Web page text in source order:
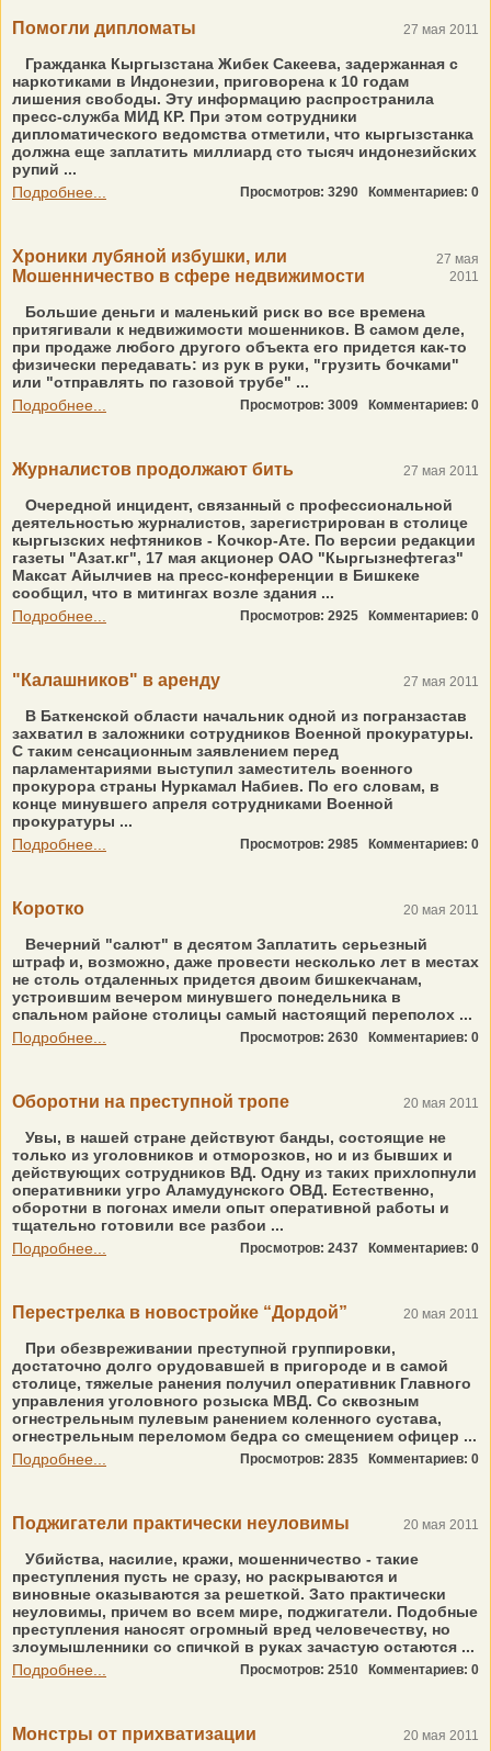
Помогли дипломаты 27 мая 2011
Гражданка Кыргызстана Жибек Сакеева, задержанная с
наркотиками в Индонезии, приговорена к 10 годам
лишения свободы. Эту информацию распространила
пресс-служба МИД КР. При этом сотрудники
дипломатического ведомства отметили, что кыргызстанка
должна еще заплатить миллиард сто тысяч индонезийских
рупий ...
Подробнее...
Просмотров: 3290 Комментариев: 0
Хроники лубяной избушки, или
Мошенничество в сфере недвижимости
27 мая
2011
Большие деньги и маленький риск во все времена
притягивали к недвижимости мошенников. В самом деле,
при продаже любого другого объекта его придется как-то
физически передавать: из рук в руки, "грузить бочками"
или "отправлять по газовой трубе" ...
Подробнее...
Просмотров: 3009 Комментариев: 0
Журналистов продолжают бить 27 мая 2011
Очередной инцидент, связанный с профессиональной
деятельностью журналистов, зарегистрирован в столице
кыргызских нефтяников - Кочкор-Ате. По версии редакции
газеты "Азат.кг", 17 мая акционер ОАО "Кыргызнефтегаз"
Максат Айылчиев на пресс-конференции в Бишкеке
сообщил, что в митингах возле здания ...
Подробнее...
Просмотров: 2925 Комментариев: 0
"Калашников" в аренду 27 мая 2011
В Баткенской области начальник одной из погранзастав
захватил в заложники сотрудников Военной прокуратуры.
С таким сенсационным заявлением перед
парламентариями выступил заместитель военного
прокурора страны Нуркамал Набиев. По его словам, в
конце минувшего апреля сотрудниками Военной
прокуратуры ...
Подробнее...
Просмотров: 2985 Комментариев: 0
Коротко 20 мая 2011
Вечерний "салют" в десятом Заплатить серьезный
штраф и, возможно, даже провести несколько лет в местах
не столь отдаленных придется двоим бишкекчанам,
устроившим вечером минувшего понедельника в
спальном районе столицы самый настоящий переполох ...
Подробнее...
Просмотров: 2630 Комментариев: 0
Оборотни на преступной тропе 20 мая 2011
Увы, в нашей стране действуют банды, состоящие не
только из уголовников и отморозков, но и из бывших и
действующих сотрудников ВД. Одну из таких прихлопнули
оперативники угро Аламудунского ОВД. Естественно,
оборотни в погонах имели опыт оперативной работы и
тщательно готовили все разбои ...
Подробнее...
Просмотров: 2437 Комментариев: 0
Перестрелка в новостройке “Дордой” 20 мая 2011
При обезвреживании преступной группировки,
достаточно долго орудовавшей в пригороде и в самой
столице, тяжелые ранения получил оперативник Главного
управления уголовного розыска МВД. Со сквозным
огнестрельным пулевым ранением коленного сустава,
огнестрельным переломом бедра со смещением офицер ...
Подробнее...
Просмотров: 2835 Комментариев: 0
Поджигатели практически неуловимы 20 мая 2011
Убийства, насилие, кражи, мошенничество - такие
преступления пусть не сразу, но раскрываются и
виновные оказываются за решеткой. Зато практически
неуловимы, причем во всем мире, поджигатели. Подобные
преступления наносят огромный вред человечеству, но
злоумышленники со спичкой в руках зачастую остаются ...
Подробнее...
Просмотров: 2510 Комментариев: 0
Монстры от прихватизации 20 мая 2011